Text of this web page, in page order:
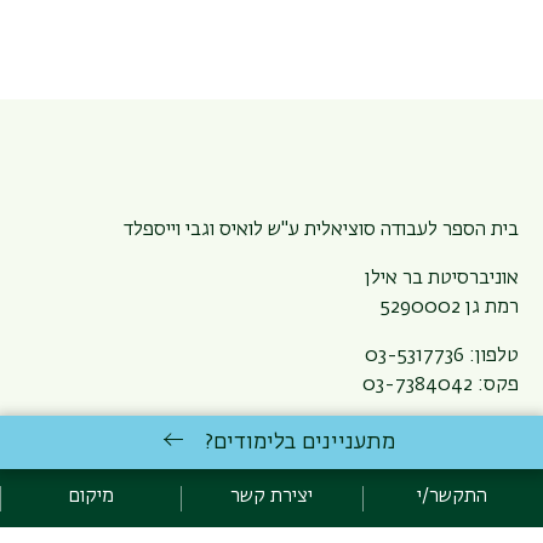
בית הספר לעבודה סוציאלית ע"ש לואיס וגבי וייספלד
אוניברסיטת בר אילן
רמת גן 5290002
טלפון: 03-5317736
פקס: 03-7384042
socialwork.school@biu.ac.il
תאריך עדכון אחרון : 30/10/2023
מתעניינים בלימודים?
התקשר/י יצירת קשר מיקום